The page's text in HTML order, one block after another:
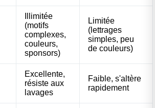
Illimitée
(motifs
complexes,
couleurs,
sponsors)
Limitée
(lettrages
simples, peu
de couleurs)
Excellente,
résiste aux
lavages
Faible, s'altère
rapidement